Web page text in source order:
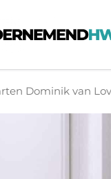
Dominik van